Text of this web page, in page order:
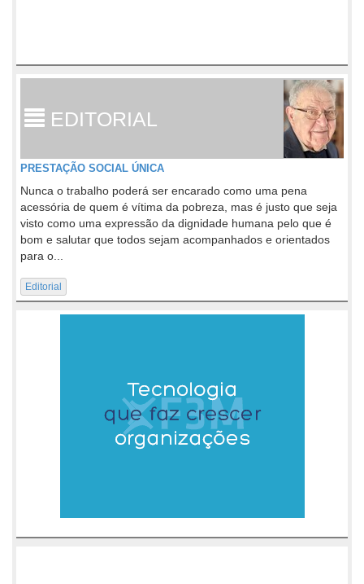
EDITORIAL
PRESTAÇÃO SOCIAL ÚNICA
Nunca o trabalho poderá ser encarado como uma pena
acessória de quem é vítima da pobreza, mas é justo que seja
visto como uma expressão da dignidade humana pelo que é
bom e salutar que todos sejam acompanhados e orientados
para o...
Editorial